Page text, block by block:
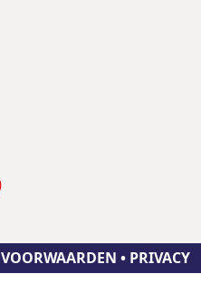
VOORWAARDEN • PRIVACY